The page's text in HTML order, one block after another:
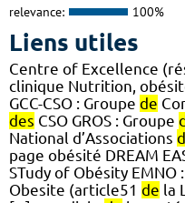
relevance: 100%
Liens utiles
Centre of Excellence
clinique Nutrition,
GCC-CSO : Groupe de
des CSO GROS : Groupe
National d’Associations
page obésité DREAM
STudy of Obésity EMNO
Obesite (article51 de la